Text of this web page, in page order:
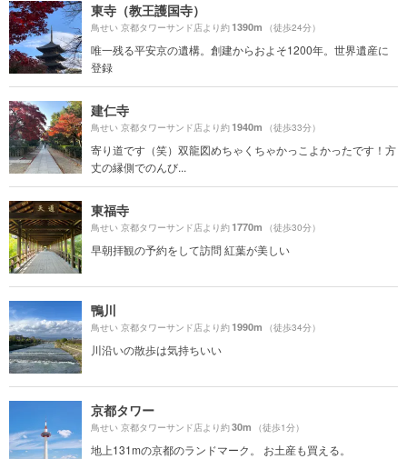
東寺（教王護国寺）
鳥せい 京都タワーサンド店より約1390m （徒歩24分）
唯一残る平安京の遺構。創建からおよそ1200年。世界遺産に
登録
建仁寺
鳥せい 京都タワーサンド店より約1940m （徒歩33分）
寄り道です（笑）双龍図めちゃくちゃかっこよかったです！方
丈の縁側でのんび...
東福寺
鳥せい 京都タワーサンド店より約1770m （徒歩30分）
早朝拝観の予約をして訪問 紅葉が美しい
鴨川
鳥せい 京都タワーサンド店より約1990m （徒歩34分）
川沿いの散歩は気持ちいい
京都タワー
鳥せい 京都タワーサンド店より約30m （徒歩1分）
地上131mの京都のランドマーク。 お土産も買える。